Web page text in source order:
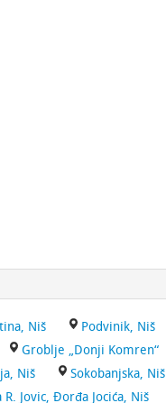
Niš Podvinik, Niš
Groblje „Donji Komren“
Niš Sokobanjska, Niš
R. Jovic, Đorđa Jocića, Niš